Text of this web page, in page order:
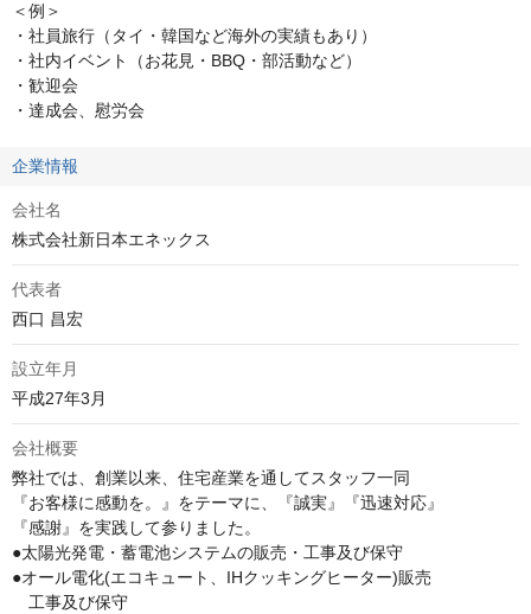
＜例＞
・社員旅行（タイ・韓国など海外の実績もあり）
・社内イベント（お花見・BBQ・部活動など）
・歓迎会
・達成会、慰労会
企業情報
会社名
株式会社新日本エネックス
代表者
西口 昌宏
設立年月
平成27年3月
会社概要
弊社では、創業以来、住宅産業を通してスタッフ一同
『お客様に感動を。』をテーマに、『誠実』『迅速対応』
『感謝』を実践して参りました。
●太陽光発電・蓄電池システムの販売・工事及び保守
●オール電化(エコキュート、IHクッキングヒーター)販売
工事及び保守